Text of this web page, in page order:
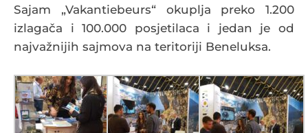
Sajam „Vakantiebeurs“ okuplja preko 1.200
izlagača i 100.000 posjetilaca i jedan je od
najvažnijih sajmova na teritoriji Beneluksa.